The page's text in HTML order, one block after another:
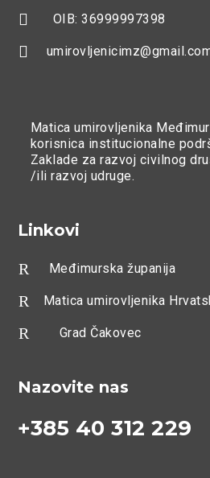
 OIB: 36999997398

Matica umirovljenika
korisnica institucionalne
Zaklade za razvoj civilnog
/ili razvoj udruge.
Linkovi
R Međimurska županija
R Matica umirovljenika
R Grad Čakovec
Nazovite nas
+385 40 312 229